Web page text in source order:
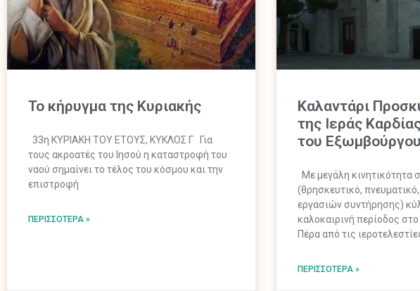
Το κήρυγμα της Κυριακής
33η ΚΥΡΙΑΚΗ ΤΟΥ ΕΤΟΥΣ, ΚΥΚΛΟΣ Γ Για
τους ακροατές του Ιησού η καταστροφή του
ναού σημαίνει το τέλος του κόσμου και την
επιστροφή
ΠΕΡΙΣΣΌΤΕΡΑ »
Καλαντάρι
της Ιεράς
του Εξωμβούργου
Με μεγάλη κινητικότητα
(θρησκευτικό, πνευματικό,
εργασιών συντήρησης)
καλοκαιρινή περίοδος
Πέρα από τις
ΠΕΡΙΣΣΌΤΕΡΑ »